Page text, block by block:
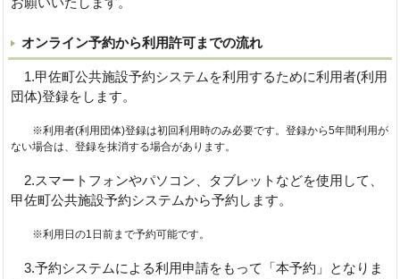
オンライン予約から利用許可までの流れ
1.甲佐町公共施設予約システムを利用するために利用者(利用
団体)登録をします。
※利用者(利用団体)登録は初 回利用時のみ必要です。登録から5年間利用が
ない場合は、登録を抹消する場合があります。
2.スマートフォンやパソコン、タブレットなどを使用して、
甲佐町公共施設予約システムから予約します。
※利用日の1日前まで予約可能です。
3.予約システムによる利用申請をもって「本予約」となりま